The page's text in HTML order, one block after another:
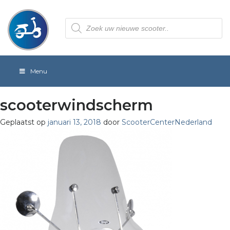
Producten
zoeken
Menu
scooterwindscherm
Geplaatst op januari 13, 2018 door ScooterCenterNederland